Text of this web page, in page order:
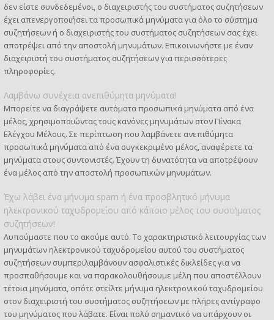
δεν είστε συνδεδεμένοι, ο διαχειριστής του συστήματος συζητήσεων
έχει απενεργοποιήσει τα προσωπικά μηνύματα για όλο το σύστημα
συζητήσεων ή ο διαχειριστής του συστήματος συζητήσεων σας έχει
αποτρέψει από την αποστολή μηνυμάτων. Επικοινωνήστε με έναν
διαχειριστή του συστήματος συζητήσεων για περισσότερες
πληροφορίες.
Λαμβάνω συνέχεια ανεπιθύμητα μηνύματα!
Μπορείτε να διαγράψετε αυτόματα προσωπικά μηνύματα από ένα
μέλος, χρησιμοποιώντας τους κανόνες μηνυμάτων στον Πίνακα
Ελέγχου Μέλους. Σε περίπτωση που λαμβάνετε ανεπιθύμητα
προσωπικά μηνύματα από ένα συγκεκριμένο μέλος, αναφέρετε τα
μηνύματα στους συντονιστές. Έχουν τη δυνατότητα να αποτρέψουν
ένα μέλος από την αποστολή προσωπικών μηνυμάτων.
Έχω λάβει ένα μήνυμα spam ή ένα προσβλητικό μήνυμα
ηλεκτρονικού ταχυδρομείου από κάποιο μέλος του συστήματος
συζητήσεων!
Λυπούμαστε που το ακούμε αυτό. Το χαρακτηριστικό λειτουργίας των
μηνυμάτων ηλεκτρονικού ταχυδρομείου αυτού του συστήματος
συζητήσεων συμπεριλαμβάνουν ασφαλιστικές δικλείδες για να
προσπαθήσουμε και να παρακολουθήσουμε μέλη που αποστέλλουν
τέτοια μηνύματα, οπότε στείλτε μήνυμα ηλεκτρονικού ταχυδρομείου
στον διαχειριστή του συστήματος συζητήσεων με πλήρες αντίγραφο
του μηνύματος που λάβατε. Είναι πολύ σημαντικό να υπάρχουν οι